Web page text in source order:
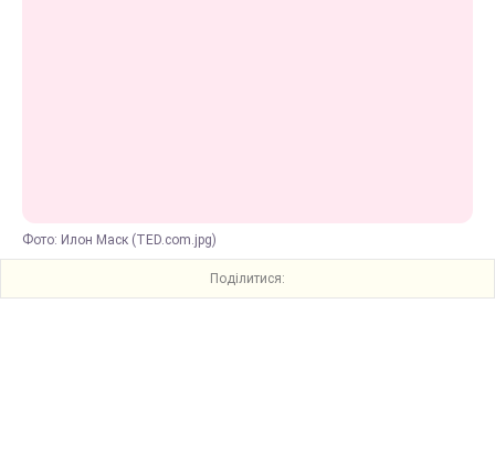
Фото: Илон Маск (TED.com.jpg)
Поділитися: